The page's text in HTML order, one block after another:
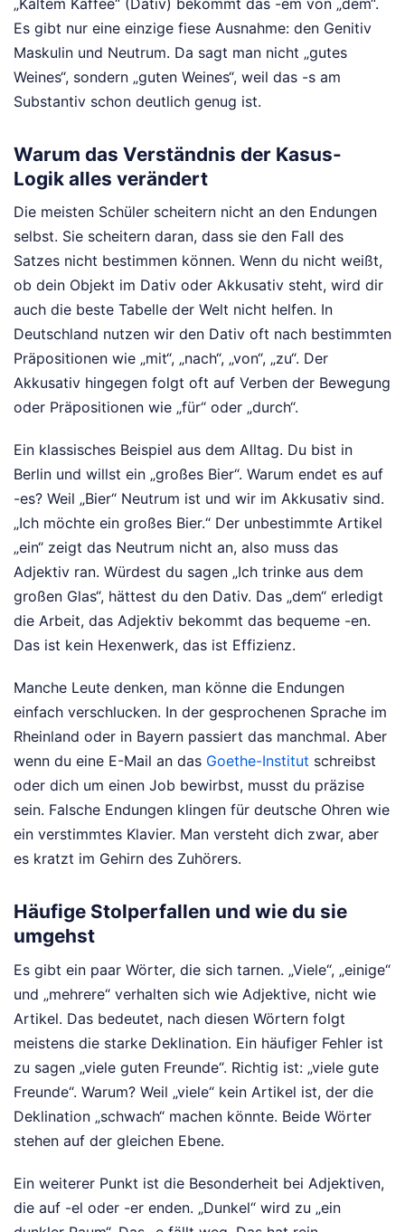
Es gibt nur eine einzige fiese Ausnahme: den Genitiv
Maskulin und Neutrum. Da sagt man nicht „gutes
Weines“, sondern „guten Weines“, weil das -s am
Substantiv schon deutlich genug ist.
Warum das Verständnis der Kasus-
Logik alles verändert
Die meisten Schüler scheitern nicht an den Endungen
selbst. Sie scheitern daran, dass sie den Fall des
Satzes nicht bestimmen können. Wenn du nicht weißt,
ob dein Objekt im Dativ oder Akkusativ steht, wird dir
auch die beste Tabelle der Welt nicht helfen. In
Deutschland nutzen wir den Dativ oft nach bestimmten
Präpositionen wie „mit“, „nach“, „von“, „zu“. Der
Akkusativ hingegen folgt oft auf Verben der Bewegung
oder Präpositionen wie „für“ oder „durch“.
Ein klassisches Beispiel aus dem Alltag. Du bist in
Berlin und willst ein „großes Bier“. Warum endet es auf
-es? Weil „Bier“ Neutrum ist und wir im Akkusativ sind.
„Ich möchte ein großes Bier.“ Der unbestimmte Artikel
„ein“ zeigt das Neutrum nicht an, also muss das
Adjektiv ran. Würdest du sagen „Ich trinke aus dem
großen Glas“, hättest du den Dativ. Das „dem“ erledigt
die Arbeit, das Adjektiv bekommt das bequeme -en.
Das ist kein Hexenwerk, das ist Effizienz.
Manche Leute denken, man könne die Endungen
einfach verschlucken. In der gesprochenen Sprache im
Rheinland oder in Bayern passiert das manchmal. Aber
wenn du eine E-Mail an das Goethe-Institut schreibst
oder dich um einen Job bewirbst, musst du präzise
sein. Falsche Endungen klingen für deutsche Ohren wie
ein verstimmtes Klavier. Man versteht dich zwar, aber
es kratzt im Gehirn des Zuhörers.
Häufige Stolperfallen und wie du sie
umgehst
Es gibt ein paar Wörter, die sich tarnen. „Viele“, „einige“
und „mehrere“ verhalten sich wie Adjektive, nicht wie
Artikel. Das bedeutet, nach diesen Wörtern folgt
meistens die starke Deklination. Ein häufiger Fehler ist
zu sagen „viele guten Freunde“. Richtig ist: „viele gute
Freunde“. Warum? Weil „viele“ kein Artikel ist, der die
Deklination „schwach“ machen könnte. Beide Wörter
stehen auf der gleichen Ebene.
Ein weiterer Punkt ist die Besonderheit bei Adjektiven,
die auf -el oder -er enden. „Dunkel“ wird zu „ein